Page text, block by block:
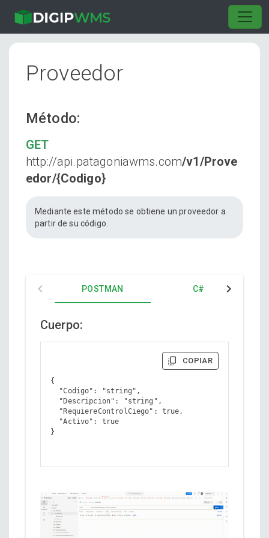
Proveedor
Método:
GET
http://api.patagoniawms.com/v1/Prove
edor/{Codigo}
Mediante este método se obtiene un proveedor a
partir de su código.
POSTMAN C#
Cuerpo:
COPIAR
{
  "Codigo": "string",
  "Descripcion": "string",
  "RequiereControlCiego": true,
  "Activo": true
}